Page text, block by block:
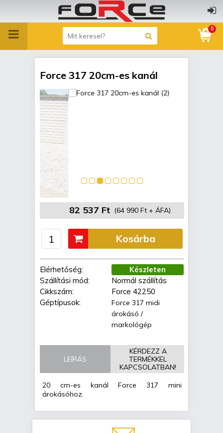
0
Force 317 20cm-es kanál
82 537 Ft (64 990 Ft + ÁFA)
Elérhetőség:
Készleten
Szállítási mód:
Normál szállítás
Cikkszám:
Force 42250
Géptípusok:
Force 317 midi
árokásó /
markológép
Kosárba
LEÍRÁS
KÉRDEZZ A
TERMÉKKEL
KAPCSOLATBAN!
20 cm-es kanál Force 317 mini
árokásóhoz.